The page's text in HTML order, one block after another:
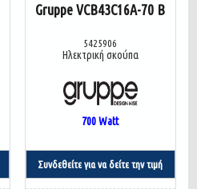
Gruppe VCB43C16Α-70 B
5425906
Ηλεκτρική σκούπα
700 Watt
Συνδεθείτε για να δείτε την τιμή